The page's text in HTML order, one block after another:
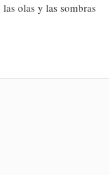
olas y las sombras